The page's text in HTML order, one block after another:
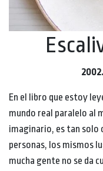
En el libro que estoy
mundo real paralelo al
imaginario, es tan solo
personas, los mismos
mucha gente no se da